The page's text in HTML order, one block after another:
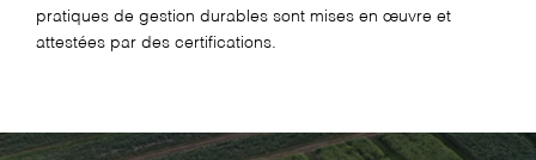
pratiques de gestion durables sont mises en œuvre et
attestées par des certifications.